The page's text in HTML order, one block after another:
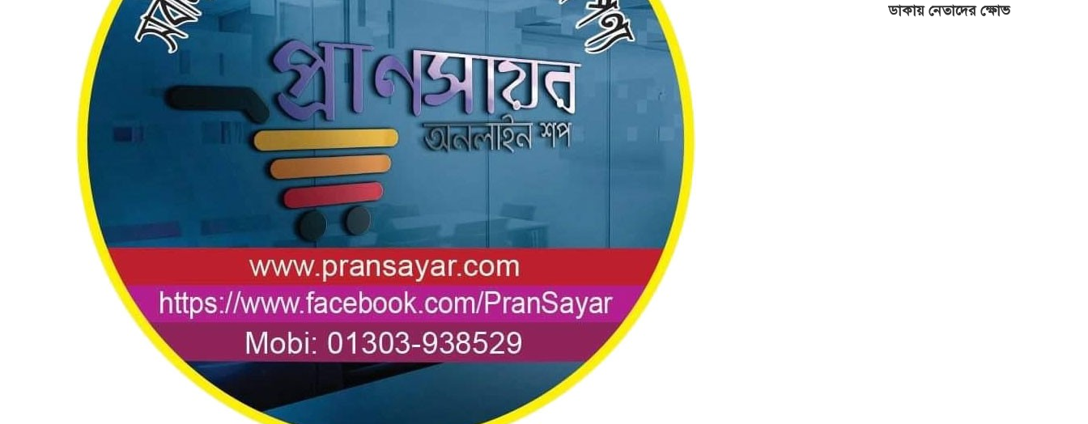
ডাকায় নেতাদের ক্ষোভ